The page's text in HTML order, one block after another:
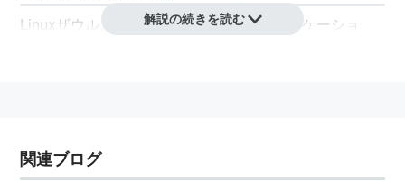
Linuxザウルス用の小遣い帳・家計簿アプリケーショ
解説の続きを読む
関連ブログ